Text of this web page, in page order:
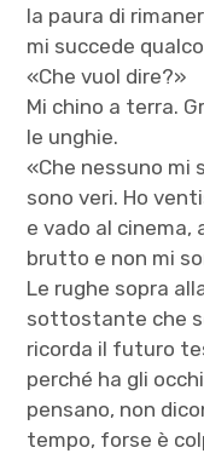
la paura di
mi succede
«Che vuol dire?»
Mi chino a terra.
le unghie.
«Che nessuno mi
sono veri. Ho
e vado al cinema,
brutto e non mi
Le rughe sopra
sottostante che
ricorda il futuro
perché ha gli
pensano, non
tempo, forse è